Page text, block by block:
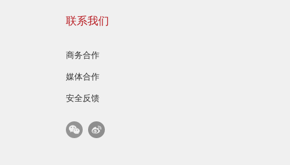
联系我们
商务合作
媒体合作
安全反馈